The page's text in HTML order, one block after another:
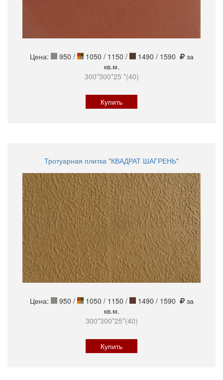
Цена: 950 / 1050 / 1150 / 1490 / 1590
за
кв.м.
300*300*25 *(40)
Купить
Тротуарная плитка "КВАДРАТ ШАГРЕНЬ"
Цена: 950 / 1050 / 1150 / 1490 / 1590
за
кв.м.
300*300*25*(40)
Купить